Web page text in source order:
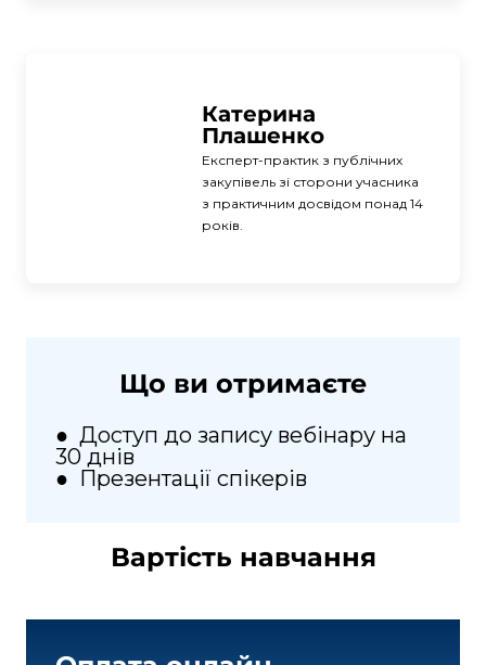
Катерина
Плашенко
Експерт-практик з публічних
закупівель зі сторони учасника
з практичним досвідом понад 14
років.
Що ви отримаєте
● Доступ до запису вебінару на
30 днів
● Презентації спікерів
Вартість навчання